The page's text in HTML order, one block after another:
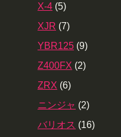
X-4 (5)
XJR (7)
YBR125 (9)
Z400FX (2)
ZRX (6)
ニンジャ (2)
バリオス (16)